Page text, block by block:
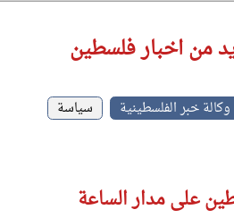
من اخبار فلسطين
وكالة خبر الفلسطينية سياسة
على مدار الساعة